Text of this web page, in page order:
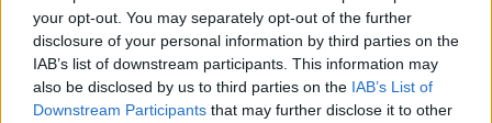
your opt-out. You may separately opt-out of the further
disclosure of your personal information by third parties on the
IAB’s list of downstream participants. This information may
also be disclosed by us to third parties on the IAB’s List of
Downstream Participants that may further disclose it to other
Még jobb lesz a Sony energiatakarékos
funkciója